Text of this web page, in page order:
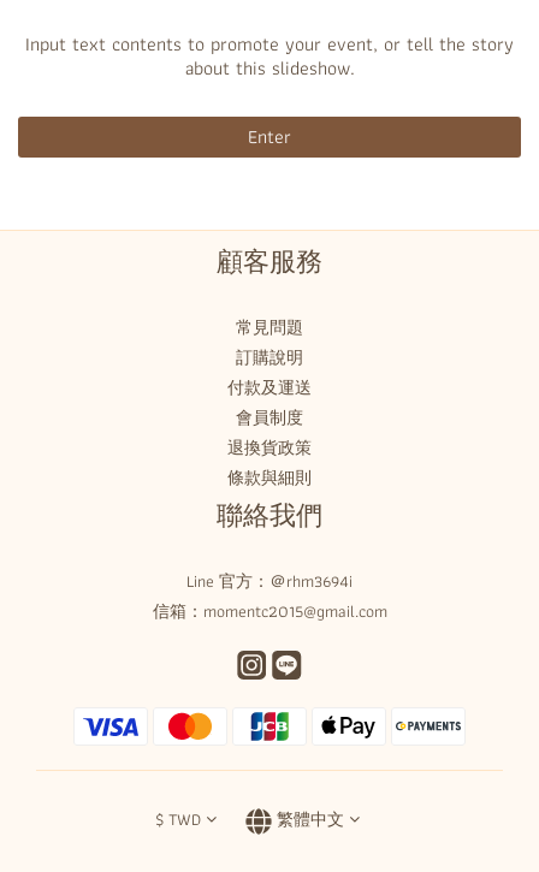
Input text contents to promote your event, or tell the story
about this slideshow.
Enter
顧客服務
常見問題
訂購說明
付款及運送
會員制度
退換貨政策
條款與細則
聯絡我們
Line 官方： ＠rhm3694i
信箱：momentc2015@gmail.com
$TWD 繁體中文